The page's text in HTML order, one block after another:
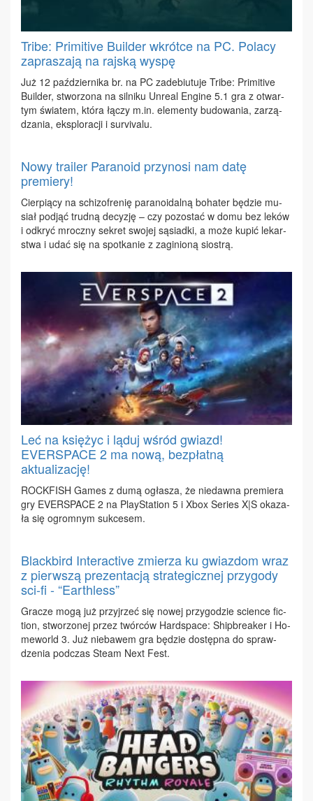
Tribe: Primitive Builder wkrótce na PC. Polacy
zapraszają na rajską wyspę
Już 12 paź­dzier­ni­ka br. na PC za­de­biu­tu­je Tri­be: Pri­mi­ti­ve
Bu­il­der, stwo­rzo­na na sil­ni­ku Unre­al En­gi­ne 5.1 gra z otwar­
tym świa­tem, któ­ra łą­czy m.​in. ele­men­ty bu­do­wa­nia, za­rzą­
dza­nia, eks­plo­ra­cji i su­rvi­va­lu.
Nowy trailer Paranoid przynosi nam datę
premiery!
Cier­pią­cy na schi­zo­fre­nię pa­ra­no­idal­ną bo­ha­ter bę­dzie mu­
siał pod­jąć trud­ną de­cy­zję – czy po­zo­stać w do­mu bez le­ków
i od­kryć mrocz­ny se­kret swo­jej są­siad­ki, a mo­że ku­pić le­kar­
stwa i udać się na spo­tka­nie z za­gi­nio­ną sio­strą.
Leć na księżyc i ląduj wśród gwiazd!
EVERSPACE 2 ma nową, bezpłatną
aktualizację!
ROCK­FISH Ga­mes z du­mą ogła­sza, że nie­daw­na pre­mie­ra
gry EVER­SPA­CE 2 na Play­Sta­tion 5 i Xbox Se­ries X|S oka­za­
ła się ogrom­nym suk­ce­sem.
Blackbird Interactive zmierza ku gwiazdom wraz
z pierwszą prezentacją strategicznej przygody
sci-fi - “Earthless”
Gra­cze mo­gą już przyj­rzeć się no­wej przy­go­dzie scien­ce fic­
tion, stwo­rzo­nej przez twór­ców Hard­spa­ce: Ship­bre­aker i Ho­
me­world 3. Już nie­ba­wem gra bę­dzie do­stęp­na do spraw­
dze­nia pod­czas Ste­am Next Fest.